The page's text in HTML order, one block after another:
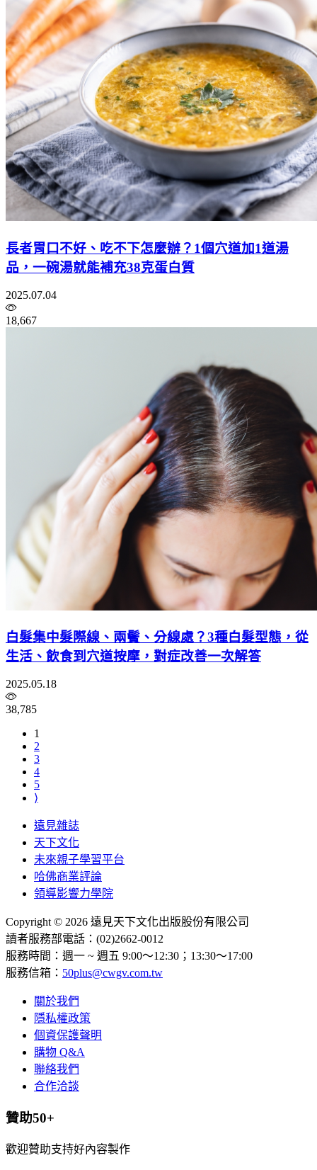
長者胃口不好、吃不下怎麼辦？1個穴道加1道湯
品，一碗湯就能補充38克蛋白質
2025.07.04
18,667
白髮集中髮際線、兩鬢、分線處？3種白髮型態，從
生活、飲食到穴道按摩，對症改善一次解答
2025.05.18
38,785
1
2
3
4
5
⟩
遠見雜誌
天下文化
未來親子學習平台
哈佛商業評論
領導影響力學院
Copyright © 2026 遠見天下文化出版股份有限公司
讀者服務部電話：(02)2662-0012
服務時間：週一 ~ 週五 9:00～12:30；13:30～17:00
服務信箱： 50plus@cwgv.com.tw
關於我們
隱私權政策
個資保護聲明
購物 Q&A
聯絡我們
合作洽談
贊助50+
歡迎贊助支持好內容製作